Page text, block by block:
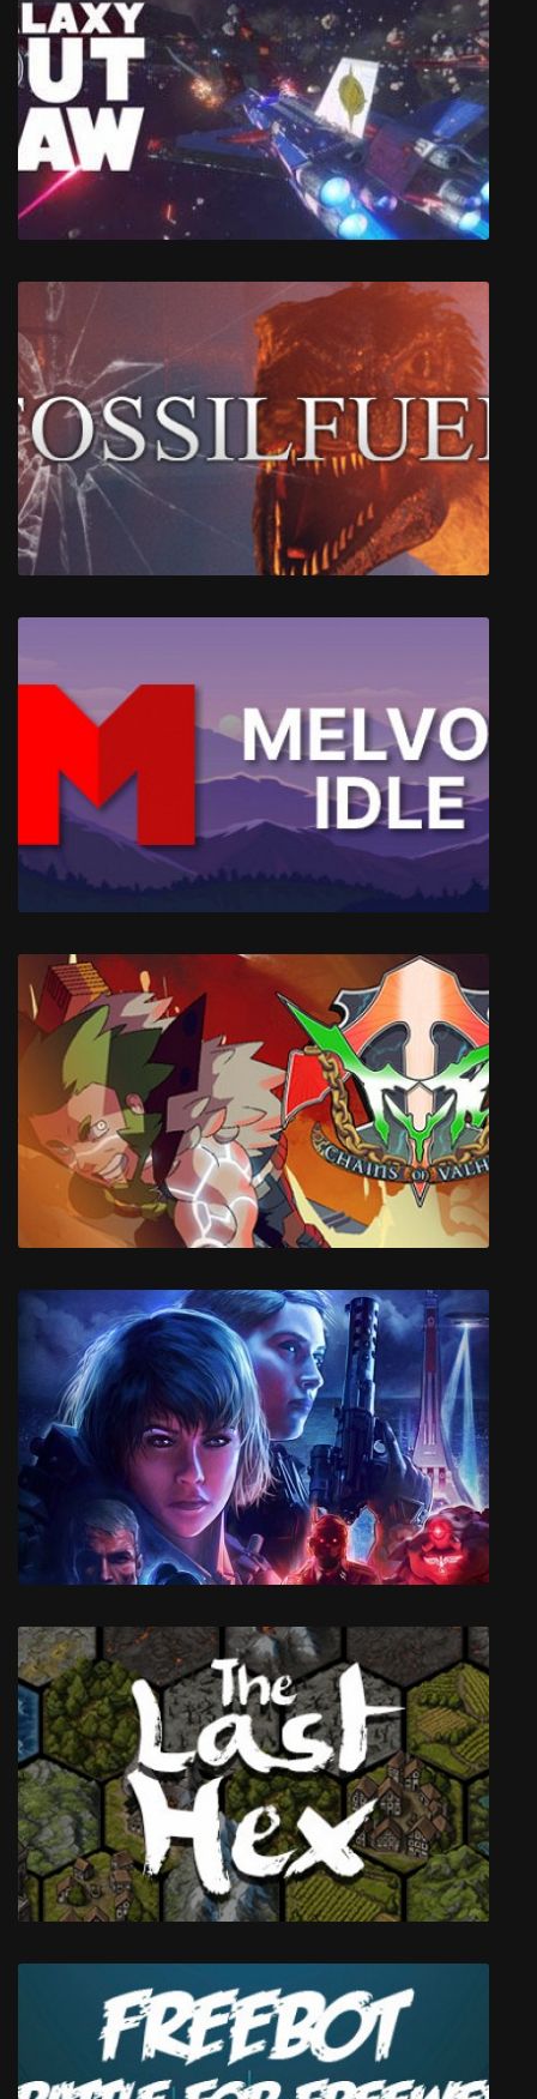
Pixel Noir
Rebel Galaxy Outlaw
Fossilfuel
Melvor Idle
Tyr: Chains of Valhalla
Wolfenstein Youngblood